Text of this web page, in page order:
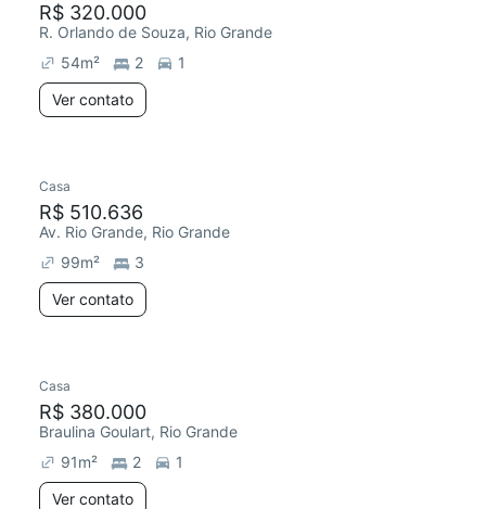
R$ 320.000
R. Orlando de Souza, Rio Grande
54m² 2
1
Ver contato
Casa
R$ 510.636
Av. Rio Grande, Rio Grande
99m²
3
Ver contato
Casa
R$ 380.000
Braulina Goulart, Rio Grande
91m² 2
1
Ver contato